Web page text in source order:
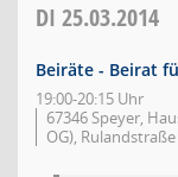
DI 25.03.2014
Beiräte - Beirat
19:00-20:15 Uhr
67346 Speyer,
OG),